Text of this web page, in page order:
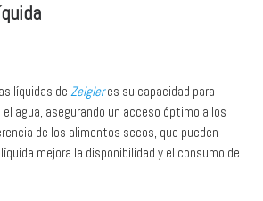
líquidas de Zeigleres su capacidad para
agua, asegurando un acceso óptimo a los
de los alimentos secos, que pueden
mejora la disponibilidad y el consumo de